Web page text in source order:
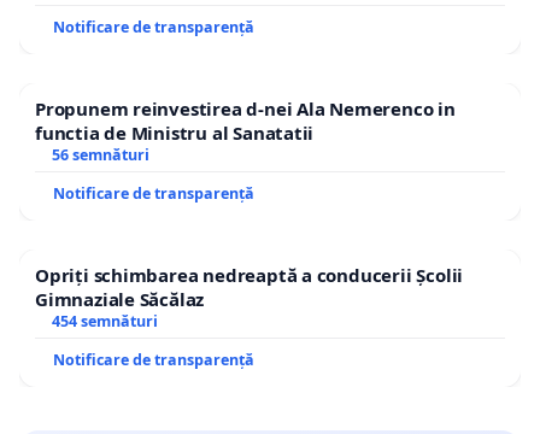
Notificare de transparență
Propunem reinvestirea d-nei Ala Nemerenco in
functia de Ministru al Sanatatii
56 semnături
Notificare de transparență
Opriți schimbarea nedreaptă a conducerii Școlii
Gimnaziale Săcălaz
454 semnături
Notificare de transparență